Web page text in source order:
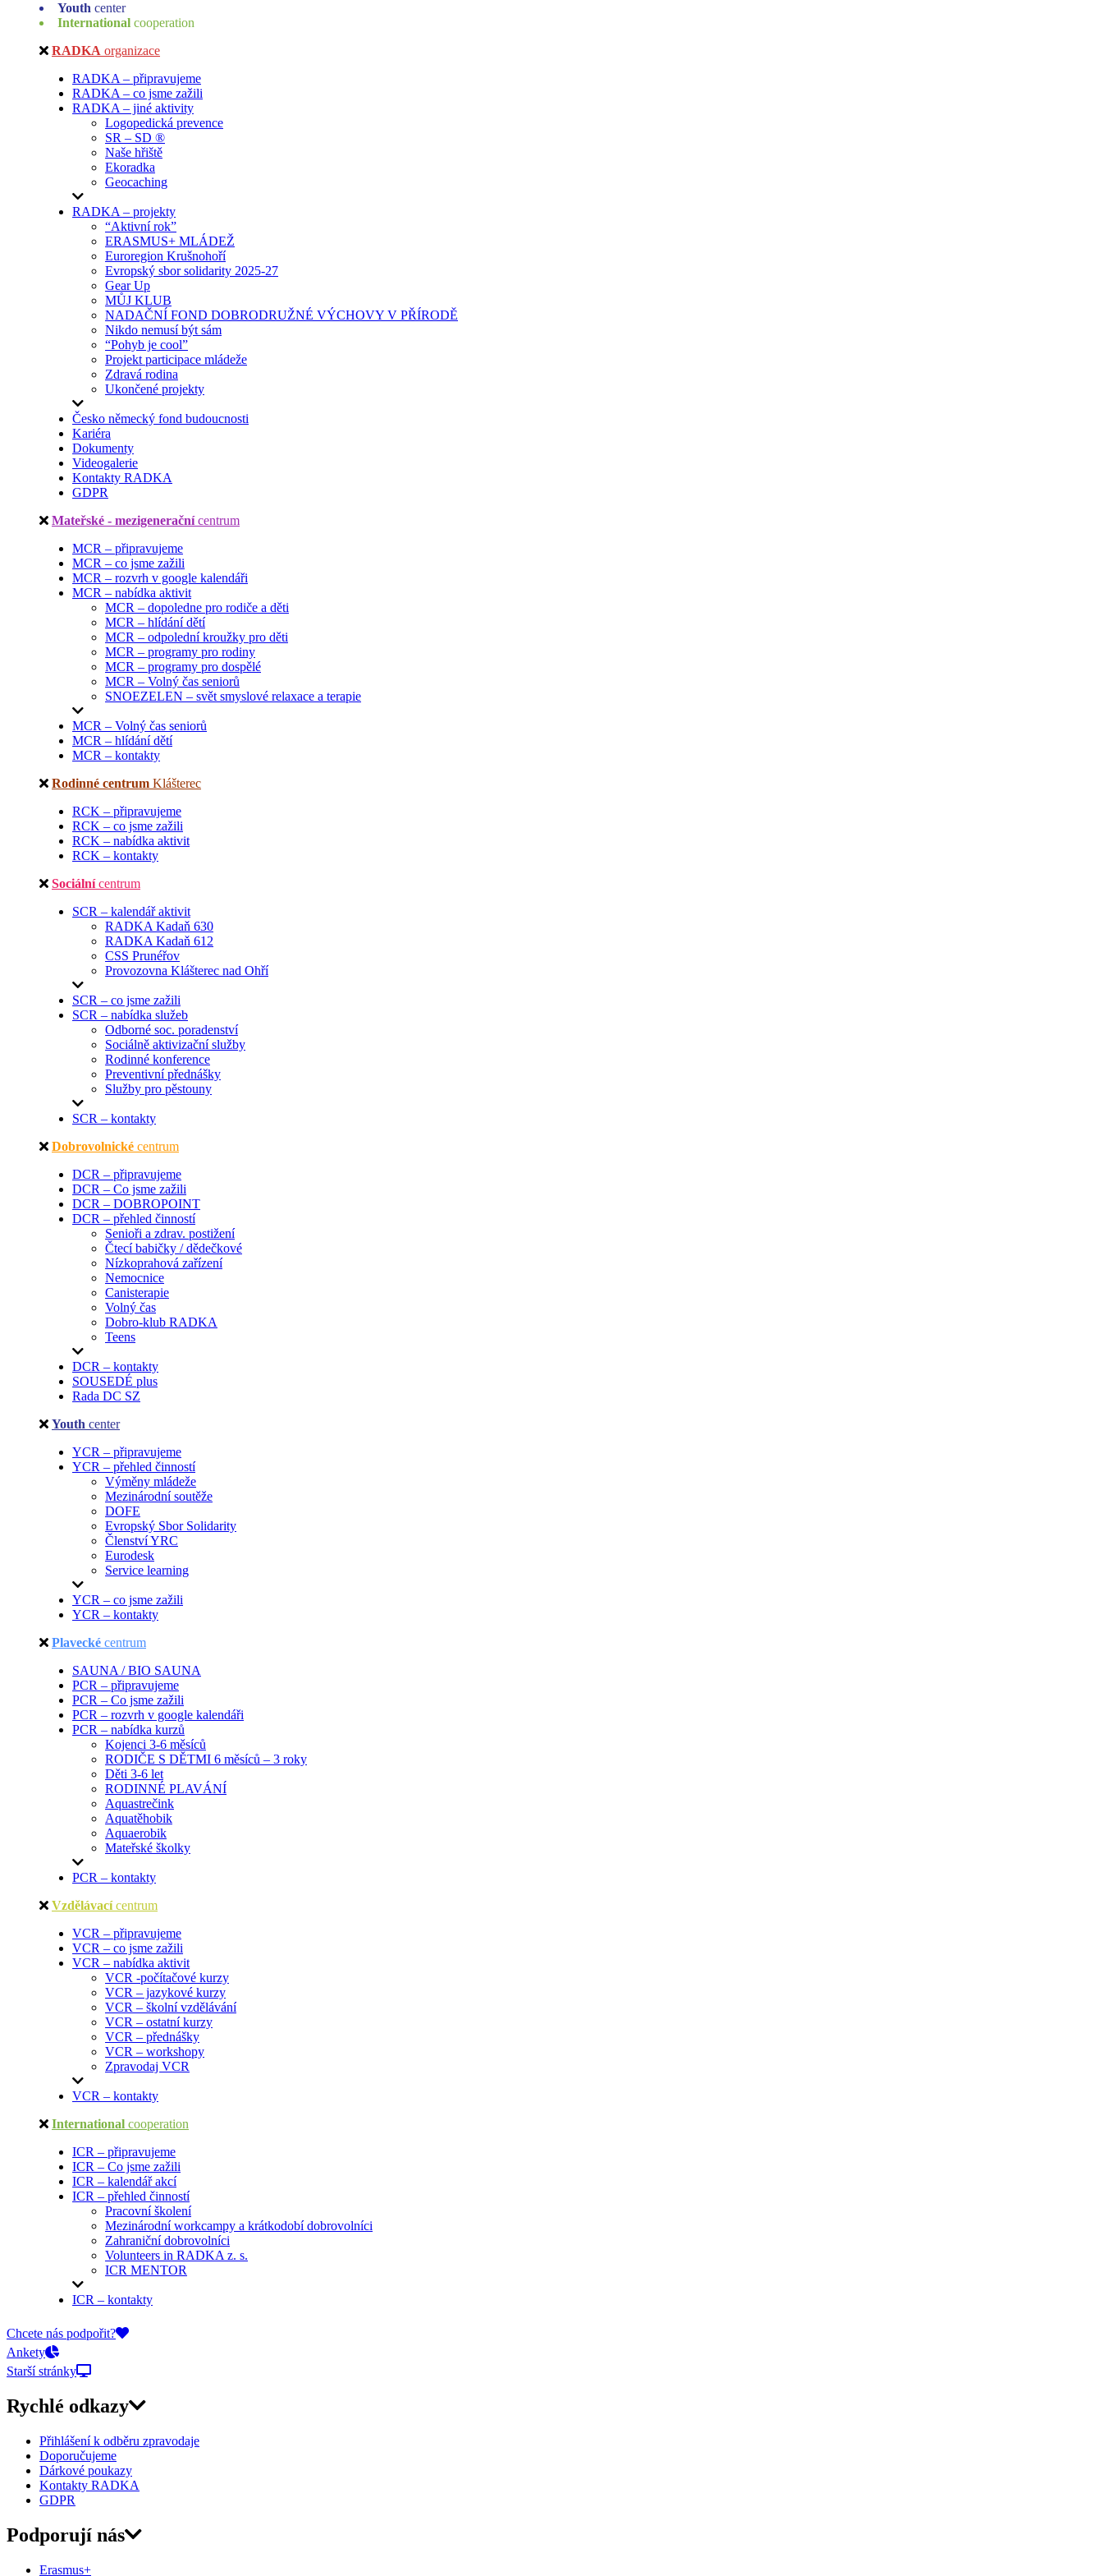
Youth center
International cooperation
RADKA organizace
RADKA – připravujeme
RADKA – co jsme zažili
RADKA – jiné aktivity
Logopedická prevence
SR – SD ®
Naše hřiště
Ekoradka
Geocaching
RADKA – projekty
“Aktivní rok”
ERASMUS+ MLÁDEŽ
Euroregion Krušnohoří
Evropský sbor solidarity 2025-27
Gear Up
MŮJ KLUB
NADAČNÍ FOND DOBRODRUŽNÉ VÝCHOVY V PŘÍRODĚ
Nikdo nemusí být sám
“Pohyb je cool”
Projekt participace mládeže
Zdravá rodina
Ukončené projekty
Česko německý fond budoucnosti
Kariéra
Dokumenty
Videogalerie
Kontakty RADKA
GDPR
Mateřské - mezigenerační centrum
MCR – připravujeme
MCR – co jsme zažili
MCR – rozvrh v google kalendáři
MCR – nabídka aktivit
MCR – dopoledne pro rodiče a děti
MCR – hlídání dětí
MCR – odpolední kroužky pro děti
MCR – programy pro rodiny
MCR – programy pro dospělé
MCR – Volný čas seniorů
SNOEZELEN – svět smyslové relaxace a terapie
MCR – Volný čas seniorů
MCR – hlídání dětí
MCR – kontakty
Rodinné centrum Klášterec
RCK – připravujeme
RCK – co jsme zažili
RCK – nabídka aktivit
RCK – kontakty
Sociální centrum
SCR – kalendář aktivit
RADKA Kadaň 630
RADKA Kadaň 612
CSS Prunéřov
Provozovna Klášterec nad Ohří
SCR – co jsme zažili
SCR – nabídka služeb
Odborné soc. poradenství
Sociálně aktivizační služby
Rodinné konference
Preventivní přednášky
Služby pro pěstouny
SCR – kontakty
Dobrovolnické centrum
DCR – připravujeme
DCR – Co jsme zažili
DCR – DOBROPOINT
DCR – přehled činností
Senioři a zdrav. postižení
Čtecí babičky / dědečkové
Nízkoprahová zařízení
Nemocnice
Canisterapie
Volný čas
Dobro-klub RADKA
Teens
DCR – kontakty
SOUSEDÉ plus
Rada DC SZ
Youth center
YCR – připravujeme
YCR – přehled činností
Výměny mládeže
Mezinárodní soutěže
DOFE
Evropský Sbor Solidarity
Členství YRC
Eurodesk
Service learning
YCR – co jsme zažili
YCR – kontakty
Plavecké centrum
SAUNA / BIO SAUNA
PCR – připravujeme
PCR – Co jsme zažili
PCR – rozvrh v google kalendáři
PCR – nabídka kurzů
Kojenci 3-6 měsíců
RODIČE S DĚTMI 6 měsíců – 3 roky
Děti 3-6 let
RODINNÉ PLAVÁNÍ
Aquastrečink
Aquatěhobik
Aquaerobik
Mateřské školky
PCR – kontakty
Vzdělávací centrum
VCR – připravujeme
VCR – co jsme zažili
VCR – nabídka aktivit
VCR -počítačové kurzy
VCR – jazykové kurzy
VCR – školní vzdělávání
VCR – ostatní kurzy
VCR – přednášky
VCR – workshopy
Zpravodaj VCR
VCR – kontakty
International cooperation
ICR – připravujeme
ICR – Co jsme zažili
ICR – kalendář akcí
ICR – přehled činností
Pracovní školení
Mezinárodní workcampy a krátkodobí dobrovolníci
Zahraniční dobrovolníci
Volunteers in RADKA z. s.
ICR MENTOR
ICR – kontakty
On-line přihlášky
Chcete nás podpořit?
Ankety
Starší stránky
Rychlé odkazy
Přihlášení k odběru zpravodaje
Doporučujeme
Dárkové poukazy
Kontakty RADKA
GDPR
Podporují nás
Erasmus+